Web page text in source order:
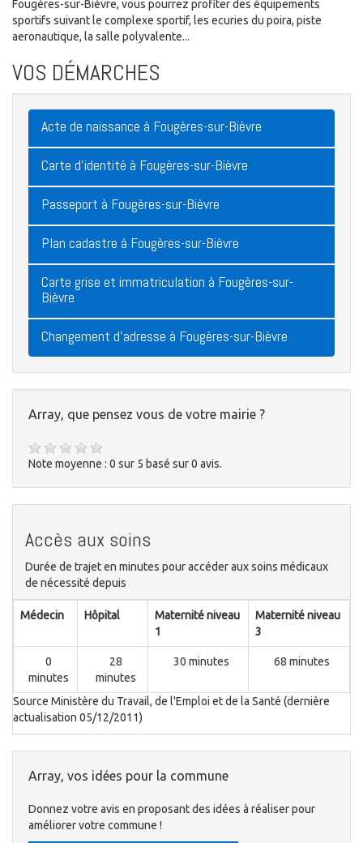
Fougères-sur-Bièvre, vous pourrez profiter des équipements
sportifs suivant le complexe sportif, les ecuries du poira, piste
aeronautique, la salle polyvalente...
VOS DÉMARCHES
Acte de naissance à Fougères-sur-Bièvre
Carte d'identité à Fougères-sur-Bièvre
Passeport à Fougères-sur-Bièvre
Plan cadastre à Fougères-sur-Bièvre
Carte grise et immatriculation à Fougères-sur-
Bièvre
Changement d'adresse à Fougères-sur-Bièvre
Array, que pensez vous de votre mairie ?
Note moyenne : 0 sur 5 basé sur0 avis.
Accès aux soins
Durée de trajet en minutes pour accéder aux soins médicaux
de nécessité depuis
Médecin Hôpital
Maternité niveau
1
Maternité niveau
3
0
minutes
28
minutes
30 minutes 68 minutes
Source Ministère du Travail, de l'Emploi et de la Santé (dernière
actualisation 05/12/2011)
Array, vos idées pour la commune
Donnez votre avis en proposant des idées à réaliser pour
améliorer votre commune !